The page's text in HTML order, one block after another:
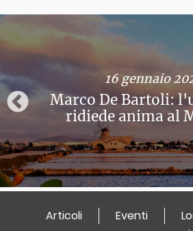
16 gennaio
Marco De Bartoli:
ridiede anima al
Articoli Eventi